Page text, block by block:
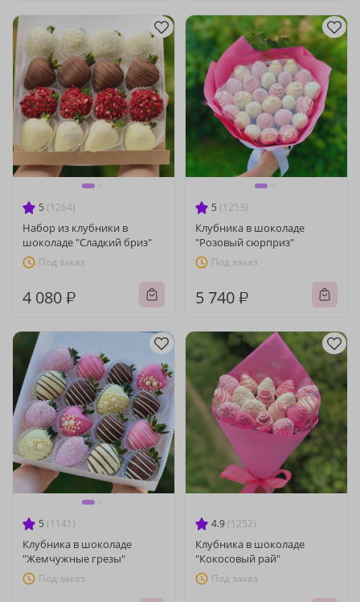
5 (1264)
Набор из клубники в
шоколаде "Сладкий бриз"
Под заказ
4 080 ₽
5 (1253)
Клубника в шоколаде
"Розовый сюрприз"
Под заказ
5 740 ₽
5 (1141)
Клубника в шоколаде
"Жемчужные грезы"
Под заказ
4.9 (1252)
Клубника в шоколаде
"Кокосовый рай"
Под заказ